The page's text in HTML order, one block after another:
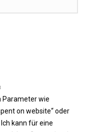
Parameter wie
on website“ oder
kann für eine